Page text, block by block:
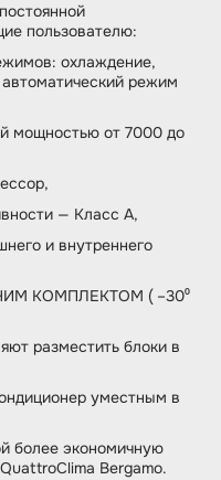
пользователю:
охлаждение,
режим
мощностью от 7000 до
— Класс A,
и внутреннего
КОМПЛЕКТОМ ( –30⁰
разместить блоки в
уместным в
более экономичную
Bergamo.